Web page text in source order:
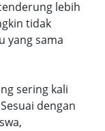
lebih
tidak
yang sama
sering kali
dengan